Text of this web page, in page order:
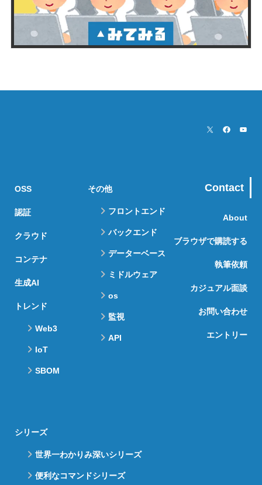
OSS
認証
クラウド
コンテナ
生成AI
トレンド
Web3
IoT
SBOM
その他
フロントエンド
バックエンド
データーベース
ミドルウェア
os
監視
API
シリーズ
世界一わかりみ深いシリーズ
便利なコマンドシリーズ
Contact
About
ブラウザで購読する
執筆依頼
カジュアル面談
お問い合わせ
エントリー